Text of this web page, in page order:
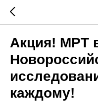
Акция! МРТ
каждому!